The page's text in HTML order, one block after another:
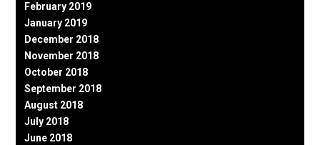
February 2019
January 2019
December 2018
November 2018
October 2018
September 2018
August 2018
July 2018
June 2018